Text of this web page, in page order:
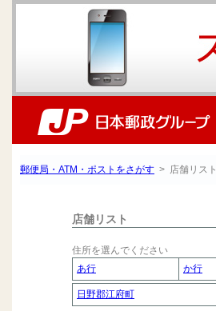
郵便局・ATM・ポストをさがす > 店舗リスト
店舗リスト
住所を選んでください
あ行
か行
日野郡江府町